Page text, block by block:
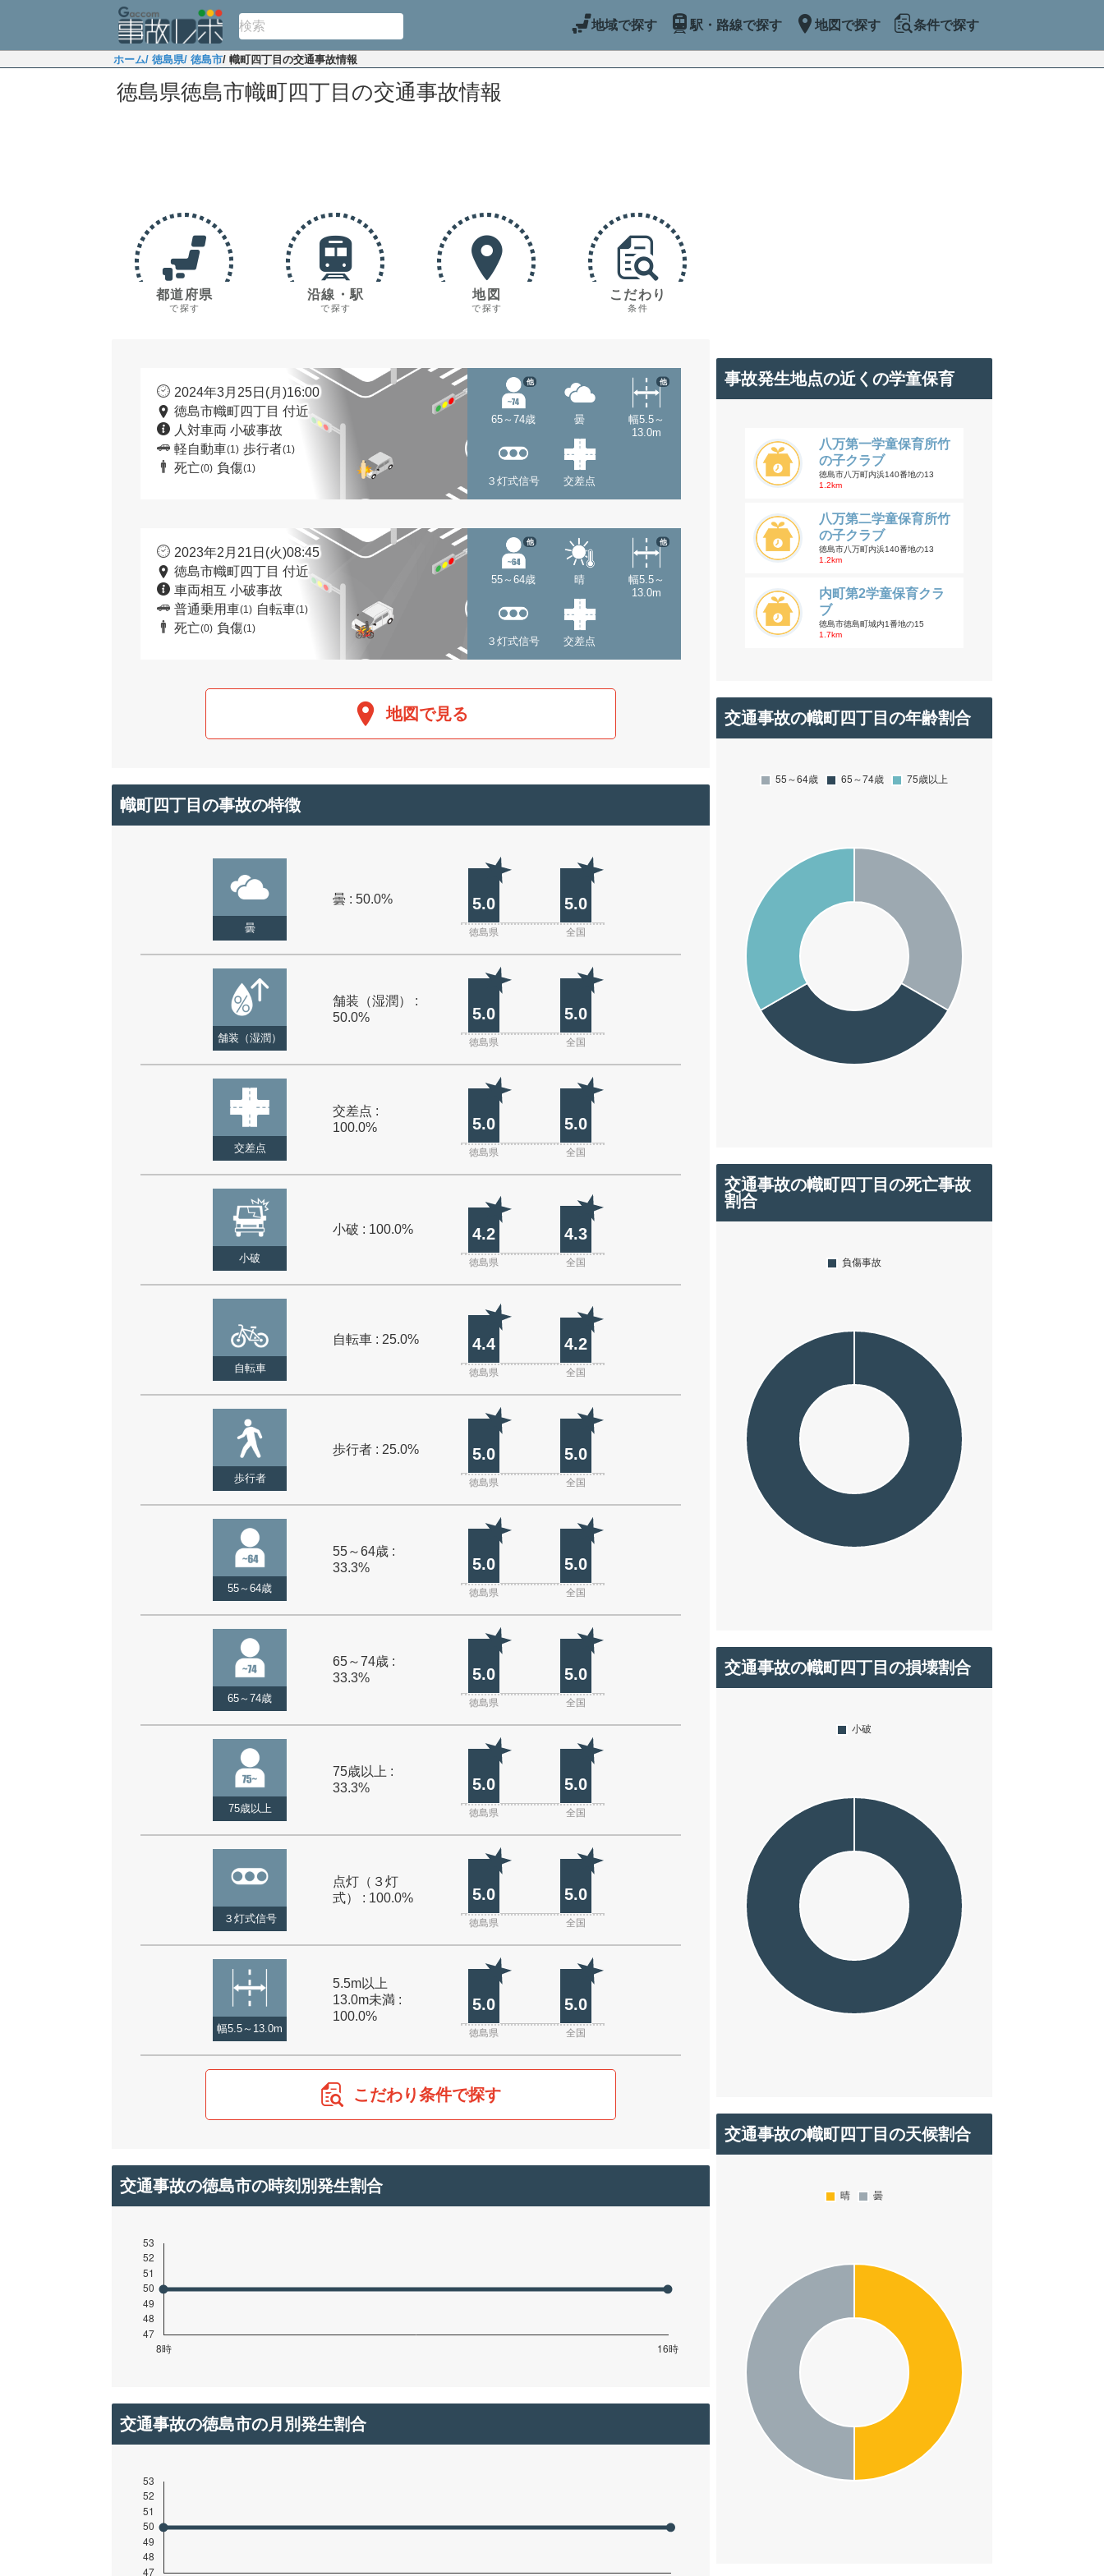
地域で探す 駅・路線で探す 地図で探す 条件で探す
ホーム/ 徳島県/ 徳島市/ 幟町四丁目の交通事故情報
徳島県徳島市幟町四丁目の交通事故情報
都道府県
で探す
沿線・駅
で探す
地図
で探す
こだわり
条件
2024年3月25日(月)16:00
徳島市幟町四丁目 付近
人対車両 小破事故
軽自動車(1) 歩行者(1)
死亡(0) 負傷(1)
65～74歳
他
曇
幅5.5～
13.0m
他
３灯式信号 交差点
2023年2月21日(火)08:45
徳島市幟町四丁目 付近
車両相互 小破事故
普通乗用車(1) 自転車(1)
死亡(0) 負傷(1)
55～64歳
他
晴
幅5.5～
13.0m
他
３灯式信号 交差点
地図で見る
幟町四丁目の事故の特徴
曇
曇 : 50.0% 5.0 5.0
徳島県 全国
舗装（湿潤）
舗装（湿潤） :
50.0%
5.0 5.0
徳島県 全国
交差点
交差点 :
100.0%
5.0 5.0
徳島県 全国
小破
小破 : 100.0% 4.2 4.3
徳島県 全国
自転車
自転車 : 25.0% 4.4 4.2
徳島県 全国
歩行者
歩行者 : 25.0% 5.0 5.0
徳島県 全国
55～64歳
55～64歳 :
33.3%
5.0 5.0
徳島県 全国
65～74歳
65～74歳 :
33.3%
5.0 5.0
徳島県 全国
75歳以上
75歳以上 :
33.3%
5.0 5.0
徳島県 全国
３灯式信号
点灯（３灯
式） : 100.0%
5.0 5.0
徳島県 全国
幅5.5～13.0m
5.5m以上
13.0m未満 :
100.0%
5.0 5.0
徳島県 全国
こだわり条件で探す
交通事故の徳島市の時刻別発生割合
交通事故の徳島市の月別発生割合
事故発生地点の近くの学童保育
八万第一学童保育所竹
の子クラブ
徳島市八万町内浜140番地の13
1.2km
八万第二学童保育所竹
の子クラブ
徳島市八万町内浜140番地の13
1.2km
内町第2学童保育クラ
ブ
徳島市徳島町城内1番地の15
1.7km
交通事故の幟町四丁目の年齢割合
交通事故の幟町四丁目の死亡事故
割合
交通事故の幟町四丁目の損壊割合
交通事故の幟町四丁目の天候割合